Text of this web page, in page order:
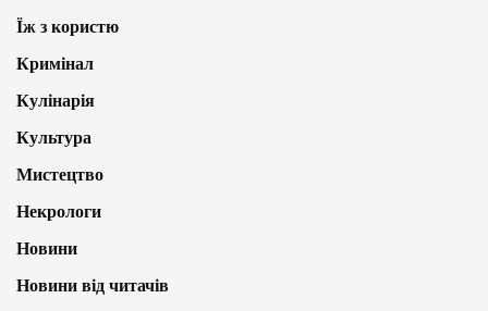
Їж з користю
Кримінал
Кулінарія
Культура
Мистецтво
Некрологи
Новини
Новини від читачів